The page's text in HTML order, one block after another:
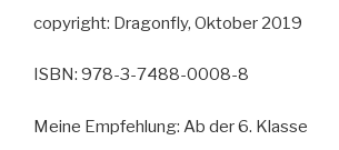
copyright: Dragonfly, Oktober 2019
ISBN: 978-3-7488-0008-8
Meine Empfehlung: Ab der 6. Klasse